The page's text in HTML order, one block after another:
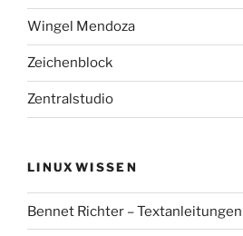
Wingel Mendoza
Zeichenblock
Zentralstudio
LINUXWISSEN
Bennet Richter – Textanleitungen